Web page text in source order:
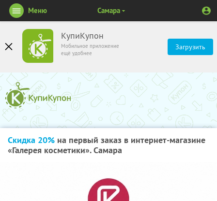
КупиКупон
Мобильное приложение
ещё удобнее
Загрузить
Меню Самара
Скидка 20% на первый заказ в интернет-магазине
«Галерея косметики». Самара